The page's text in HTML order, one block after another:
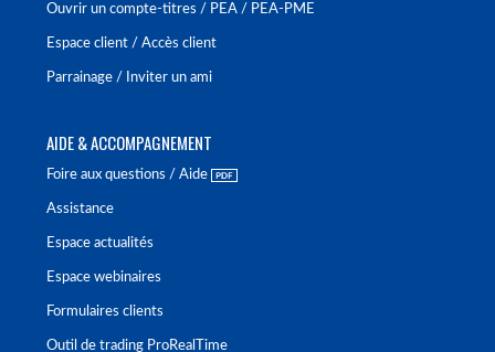
Ouvrir un compte-titres / PEA / PEA-PME
Espace client / Accès client
Parrainage / Inviter un ami
AIDE & ACCOMPAGNEMENT
Foire aux questions / Aide
Assistance
Espace actualités
Espace webinaires
Formulaires clients
Outil de trading ProRealTime